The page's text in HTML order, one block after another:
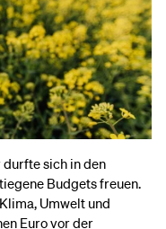
sich in den
Budgets freuen.
Umwelt und
Euro vor der